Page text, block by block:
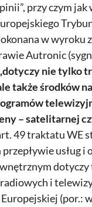
przy czym jak
w wyroku
Autronic
nie tylko
także środków
– satelitarnej
49 traktatu WE
usług i
dotyczy
i
(por.: